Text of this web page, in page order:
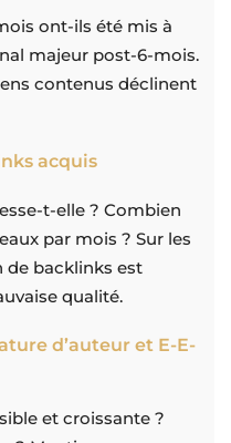
ont-ils été mis à
majeur post-6-mois.
contenus déclinent
acquis
t-elle ? Combien
par mois ? Sur les
de backlinks est
qualité.
d’auteur et E-E-
et croissante ?